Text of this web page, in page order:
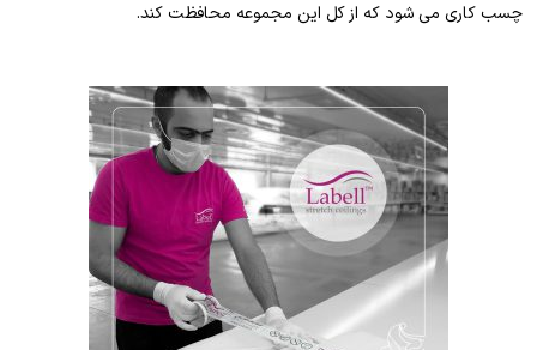
چسب کاری می شود که از کل این مجموعه محافظت کند.